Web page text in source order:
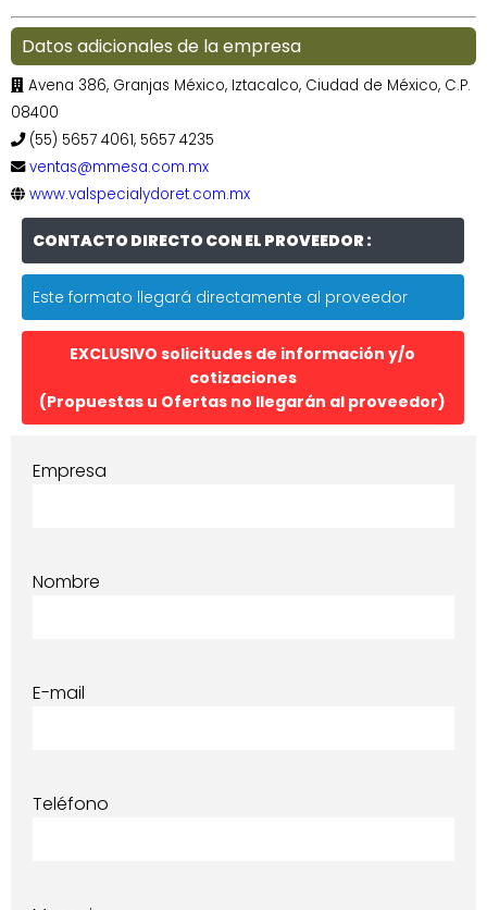
Datos adicionales de la empresa
Avena 386, Granjas México, Iztacalco, Ciudad de México, C.P.
08400
(55) 5657 4061, 5657 4235
ventas@mmesa.com.mx
www.valspecialydoret.com.mx
CONTACTO DIRECTO CON EL PROVEEDOR :
Este formato llegará directamente al proveedor
EXCLUSIVO solicitudes de información y/o
cotizaciones
(Propuestas u Ofertas no llegarán al proveedor)
Empresa
Nombre
E-mail
Teléfono